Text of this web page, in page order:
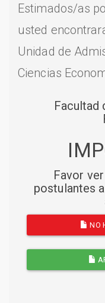
Estimados/as
usted
Unidad de
Ciencias
Facultad
Favor
postulantes
NO